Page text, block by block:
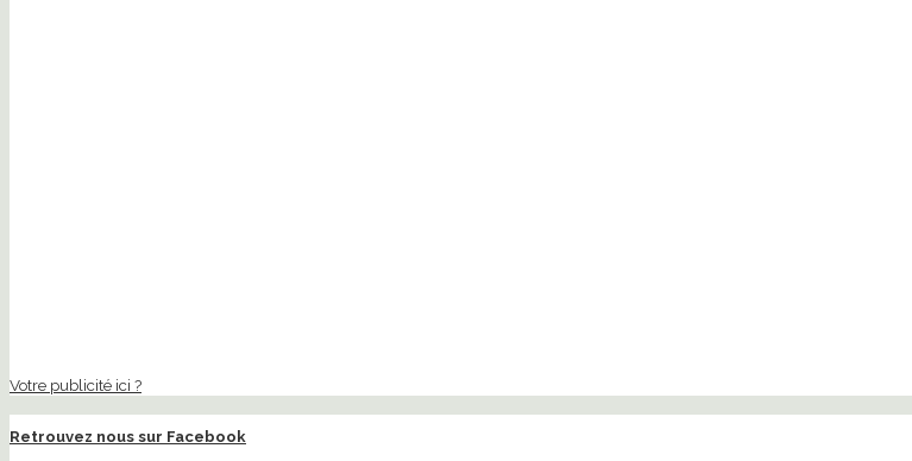
Votre publicité ici ?
Retrouvez nous sur Facebook